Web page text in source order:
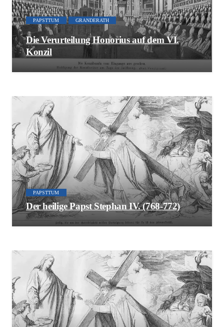
PAPSTTUM GRANDERATH
Die Verurteilung Honorius auf dem VI.
Konzil
PAPSTTUM
Der heilige Papst Stephan IV. (768-772)